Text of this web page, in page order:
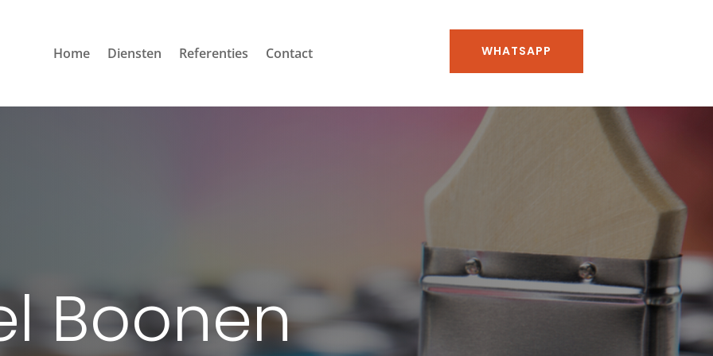
Home Diensten Referenties Contact WHATSAPP
Boonen